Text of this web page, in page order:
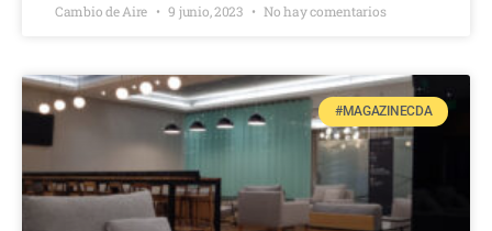
Cambio de Aire 9 junio, 2023 No hay comentarios
#MAGAZINECDA